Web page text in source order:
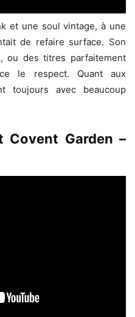
et une soul vintage, à une
de refaire surface. Son
ou des titres parfaitement
le respect. Quant aux
toujours avec beaucoup
Covent Garden –